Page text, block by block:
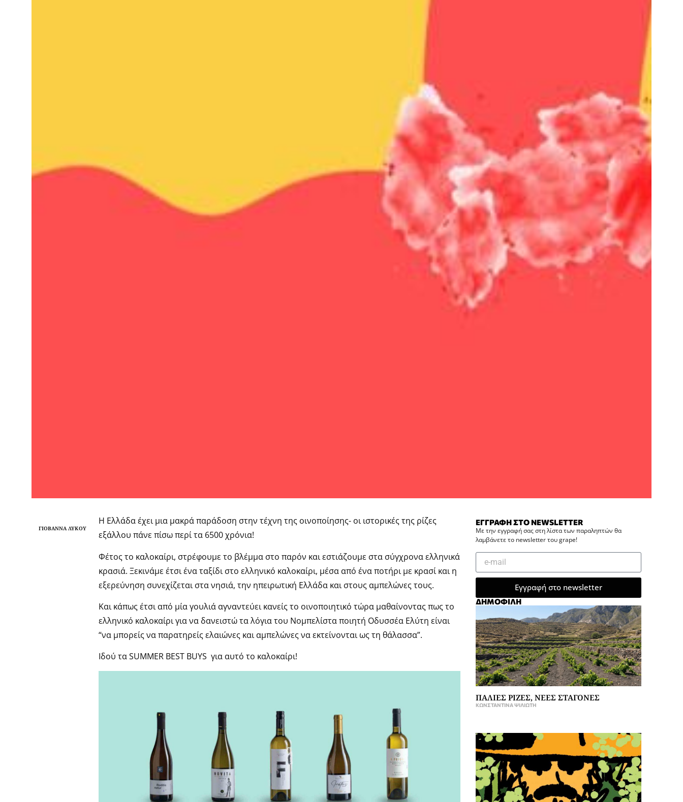
ΓΙΟΒΆΝΝΑ ΛΎΚΟΥ
Η Ελλάδα έχει μια μακρά παράδοση στην τέχνη της οινοποίησης- οι ιστορικές της ρίζες
εξάλλου πάνε πίσω περί τα 6500 χρόνια!
Φέτος το καλοκαίρι, στρέφουμε το βλέμμα στο παρόν και εστιάζουμε στα σύγχρονα ελληνικά
κρασιά. Ξεκινάμε έτσι ένα ταξίδι στο ελληνικό καλοκαίρι, μέσα από ένα ποτήρι με κρασί και η
εξερεύνηση συνεχίζεται στα νησιά, την ηπειρωτική Ελλάδα και στους αμπελώνες τους.
Και κάπως έτσι από μία γουλιά αγναντεύει κανείς το οινοποιητικό τώρα μαθαίνοντας πως το
ελληνικό καλοκαίρι για να δανειστώ τα λόγια του Νομπελίστα ποιητή Οδυσσέα Ελύτη είναι
“να μπορείς να παρατηρείς ελαιώνες και αμπελώνες να εκτείνονται ως τη θάλασσα”.
Ιδού τα SUMMER BEST BUYS για αυτό το καλοκαίρι!
ΕΓΓΡΑΦΗ ΣΤΟ NEWSLETTER
Με την εγγραφή σας στη λίστα των παραληπτών θα
λαμβάνετε το newsletter του grape!
Εγγραφή στο newsletter
ΔΗΜΟΦΙΛΗ
ΠΑΛΙΕΣ ΡΙΖΕΣ, ΝΕΕΣ ΣΤΑΓΟΝΕΣ
ΚΩΝΣΤΑΝΤΊΝΑ ΨΙΛΙΏΤΗ